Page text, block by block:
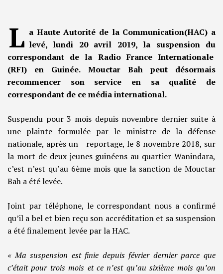
L a Haute Autorité de la Communication(HAC) a
levé, lundi 20 avril 2019, la suspension du
correspondant de la Radio France Internationale
(RFI) en Guinée. Mouctar Bah peut désormais
recommencer son service en sa qualité de
correspondant de ce média international.
Suspendu pour 3 mois depuis novembre dernier suite à
une plainte formulée par le ministre de la défense
nationale, après un reportage, le 8 novembre 2018, sur
la mort de deux jeunes guinéens au quartier Wanindara,
c’est n’est qu’au 6ème mois que la sanction de Mouctar
Bah a été levée.
Joint par téléphone, le correspondant nous a confirmé
qu’il a bel et bien reçu son accréditation et sa suspension
a été finalement levée par la HAC.
« Ma suspension est finie depuis février dernier parce que
c’était pour trois mois et ce n’est qu’au sixième mois qu’on